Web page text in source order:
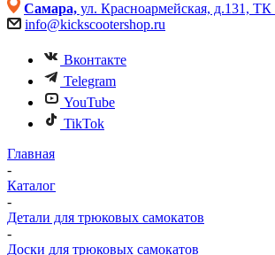
Самара, ул. Красноармейская, д.131,
info@kickscootershop.ru
Вконтакте
Telegram
YouTube
TikTok
Главная
-
Каталог
-
Детали для трюковых самокатов
-
Доски для трюковых самокатов